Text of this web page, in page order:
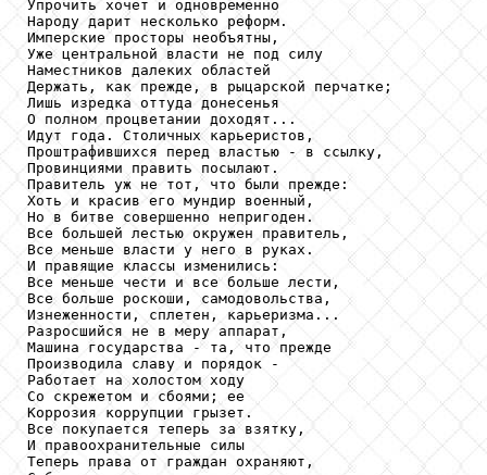
Упрочить хочет и одновременно
Народу дарит несколько реформ.
Имперские просторы необъятны,
Уже центральной власти не под силу
Наместников далеких областей
Держать, как прежде, в рыцарской перчатке;
Лишь изредка оттуда донесенья
О полном процветании доходят...
Идут года. Столичных карьеристов,
Проштрафившихся перед властью - в ссылку,
Провинциями править посылают.
Правитель уж не тот, что были прежде:
Хоть и красив его мундир военный,
Но в битве совершенно непригоден.
Все большей лестью окружен правитель,
Все меньше власти у него в руках.
И правящие классы изменились:
Все меньше чести и все больше лести,
Все больше роскоши, самодовольства,
Изнеженности, сплетен, карьеризма...
Разросшийся не в меру аппарат,
Машина государства - та, что прежде
Производила славу и порядок -
Работает на холостом ходу
Со скрежетом и сбоями; ее
Коррозия коррупции грызет.
Все покупается теперь за взятку,
И правоохранительные силы
Теперь права от граждан охраняют,